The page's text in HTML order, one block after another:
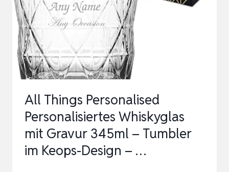
PERSONALISIERT
TUMBLER
ML
–
FÜR
MÄNNER
…
All Things Personalised
Personalisiertes Whiskyglas
mit Gravur 345ml – Tumbler
im Keops-Design – …